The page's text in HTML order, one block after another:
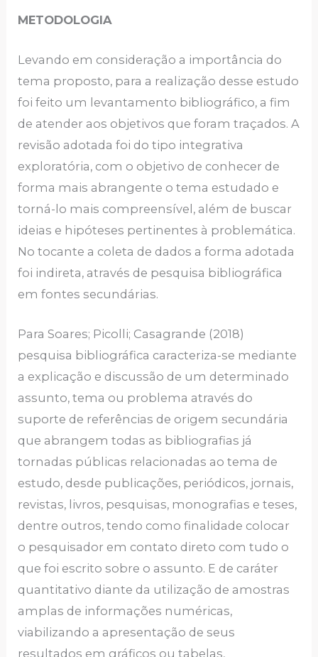
METODOLOGIA
Levando em consideração a importância do
tema proposto, para a realização desse estudo
foi feito um levantamento bibliográfico, a fim
de atender aos objetivos que foram traçados. A
revisão adotada foi do tipo integrativa
exploratória, com o objetivo de conhecer de
forma mais abrangente o tema estudado e
torná-lo mais compreensível, além de buscar
ideias e hipóteses pertinentes à problemática.
No tocante a coleta de dados a forma adotada
foi indireta, através de pesquisa bibliográfica
em fontes secundárias.
Para Soares; Picolli; Casagrande (2018)
pesquisa bibliográfica caracteriza-se mediante
a explicação e discussão de um determinado
assunto, tema ou problema através do
suporte de referências de origem secundária
que abrangem todas as bibliografias já
tornadas públicas relacionadas ao tema de
estudo, desde publicações, periódicos, jornais,
revistas, livros, pesquisas, monografias e teses,
dentre outros, tendo como finalidade colocar
o pesquisador em contato direto com tudo o
que foi escrito sobre o assunto. E de caráter
quantitativo diante da utilização de amostras
amplas de informações numéricas,
viabilizando a apresentação de seus
resultados em gráficos ou tabelas,